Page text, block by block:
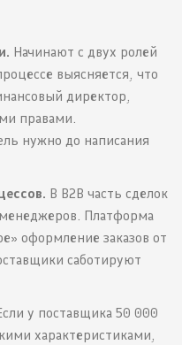
Начинают с двух ролей
выясняется, что
директор,
правами.
нужно до написания
В B2B часть сделок
менеджеров. Платформа
оформление заказов от
саботируют
у поставщика 50 000
характеристиками,